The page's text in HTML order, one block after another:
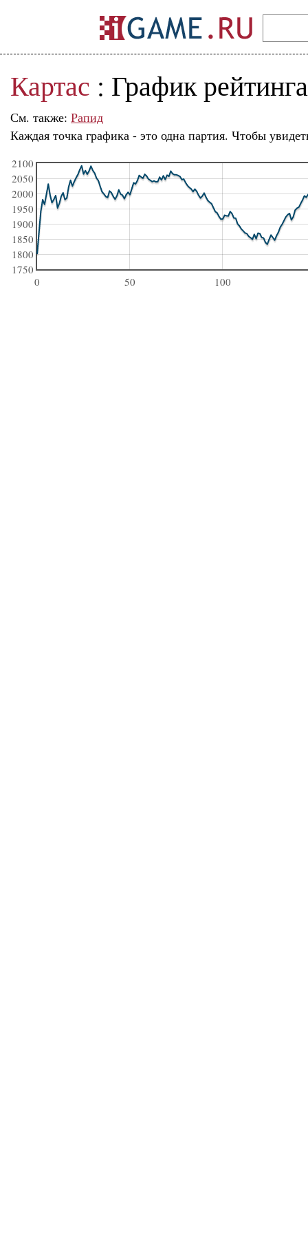
Картас : График
См. также: Рапид
Каждая точка графика - это одна партия. Чтобы
0 50 100
1750
1800
1850
1900
1950
2000
2050
2100